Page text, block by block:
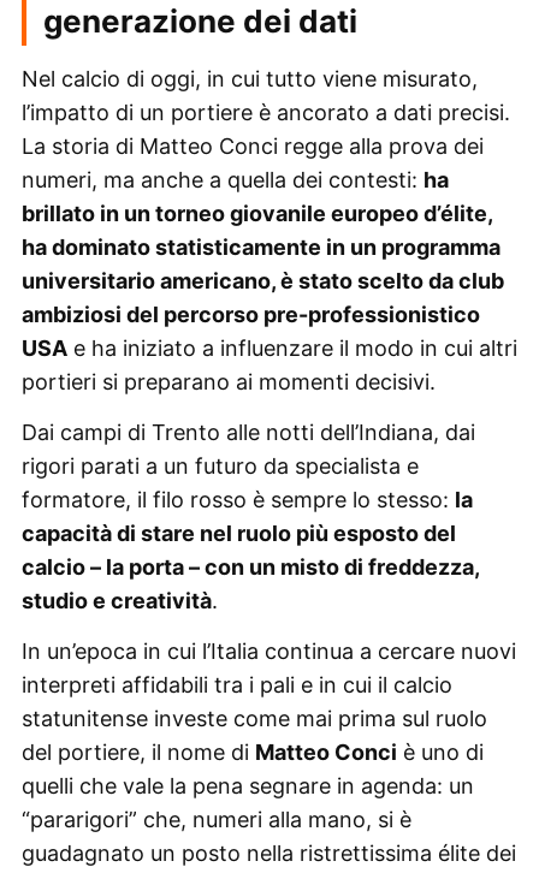
generazione dei dati
Nel calcio di oggi, in cui tutto viene misurato,
l’impatto di un portiere è ancorato a dati precisi.
La storia di Matteo Conci regge alla prova dei
numeri, ma anche a quella dei contesti: ha
brillato in un torneo giovanile europeo d’élite,
ha dominato statisticamente in un programma
universitario americano, è stato scelto da club
ambiziosi del percorso pre-professionistico
USAe ha iniziato a influenzare il modo in cui altri
portieri si preparano ai momenti decisivi.
Dai campi di Trento alle notti dell’Indiana, dai
rigori parati a un futuro da specialista e
formatore, il filo rosso è sempre lo stesso: la
capacità di stare nel ruolo più esposto del
calcio – la porta – con un misto di freddezza,
studio e creatività.
In un’epoca in cui l’Italia continua a cercare nuovi
interpreti affidabili tra i pali e in cui il calcio
statunitense investe come mai prima sul ruolo
del portiere, il nome di Matteo Conci è uno di
quelli che vale la pena segnare in agenda: un
“pararigori” che, numeri alla mano, si è
guadagnato un posto nella ristrettissima élite dei